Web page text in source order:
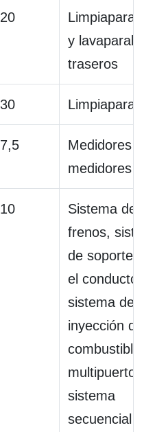
20
y
traseros
30
7,5
Medidores y
medidores
10
Sistema de
frenos,
de soporte
el
sistema de
inyección de
combustible
multipuerto/
sistema
secuencial